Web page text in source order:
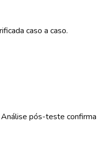
caso a caso.
pós-teste confirma